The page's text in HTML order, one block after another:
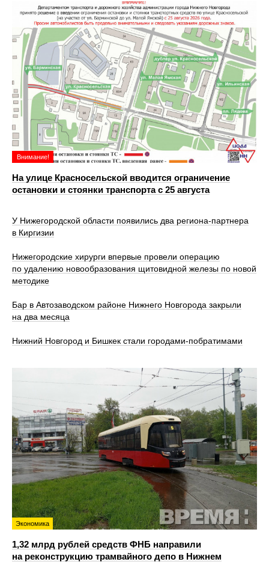
Внимание!
На улице Красносельской вводится ограничение
остановки и стоянки транспорта с 25 августа
У Нижегородской области появились два региона-партнера
в Киргизии
Нижегородские хирурги впервые провели операцию
по удалению новообразования щитовидной железы по новой
методике
Бар в Автозаводском районе Нижнего Новгорода закрыли
на два месяца
Нижний Новгород и Бишкек стали городами-побратимами
Экономика
1,32 млрд рублей средств ФНБ направили
на реконструкцию трамвайного депо в Нижнем